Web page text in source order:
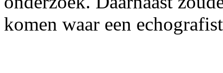
komen waar een